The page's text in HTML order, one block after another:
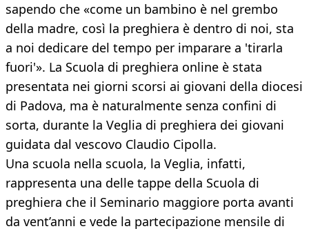
sapendo che «come un bambino è nel grembo
della madre, così la preghiera è dentro di noi, sta
a noi dedicare del tempo per imparare a 'tirarla
fuori'». La Scuola di preghiera online è stata
presentata nei giorni scorsi ai giovani della diocesi
di Padova, ma è naturalmente senza confini di
sorta, durante la Veglia di preghiera dei giovani
guidata dal vescovo Claudio Cipolla.
Una scuola nella scuola, la Veglia, infatti,
rappresenta una delle tappe della Scuola di
preghiera che il Seminario maggiore porta avanti
da vent’anni e vede la partecipazione mensile di